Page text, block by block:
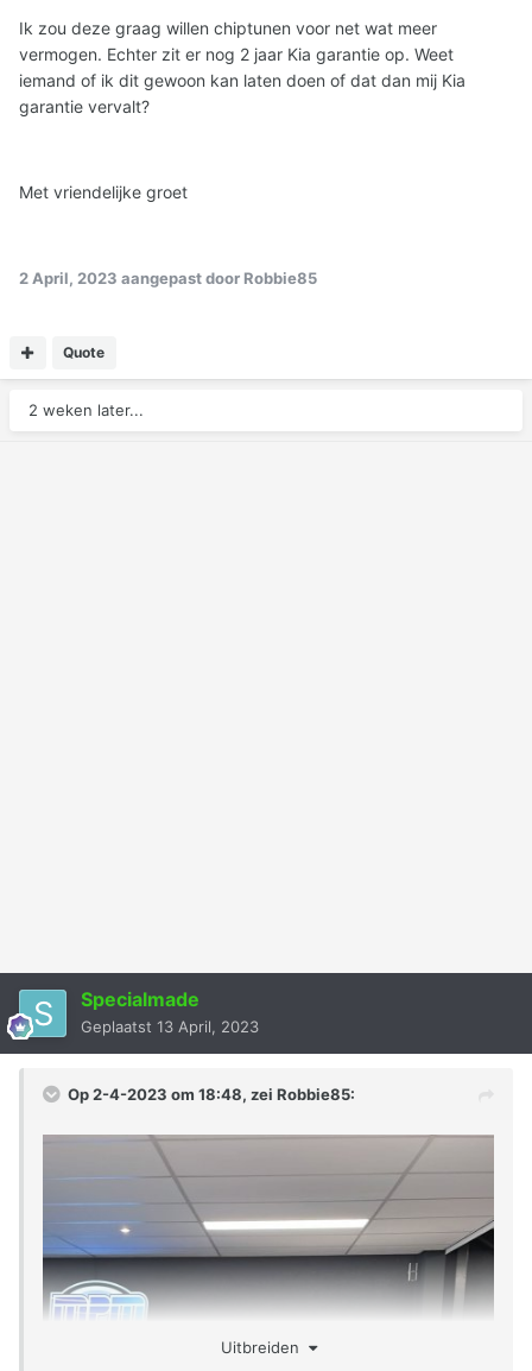
Ik zou deze graag willen chiptunen voor net wat meer
vermogen. Echter zit er nog 2 jaar Kia garantie op. Weet
iemand of ik dit gewoon kan laten doen of dat dan mij Kia
garantie vervalt?
Met vriendelijke groet
2 April, 2023 aangepast door Robbie85
Quote
2 weken later...
Specialmade
Geplaatst 13 April, 2023
Op 2-4-2023 om 18:48, zei Robbie85:
Uitbreiden